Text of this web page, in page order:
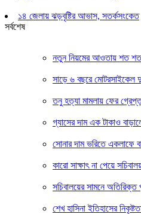
১৪ জেলায় ঝড়বৃষ্টির আভাস, সতর্কসংকেত
সর্বশেষ
নতুন নিয়মের আওতায় শত শত
সাড়ে ৬ বছরে মোটরসাইকেল
তনু হত্যা মামলায় ফের
গ্যাসের দাম এক টাকাও
সোনার দাম ভরিতে একলাফে
কারো সাক্ষাৎ না পেয়ে
সচিবালয়ের সামনে
শেখ হাসিনা ইতিহাসের